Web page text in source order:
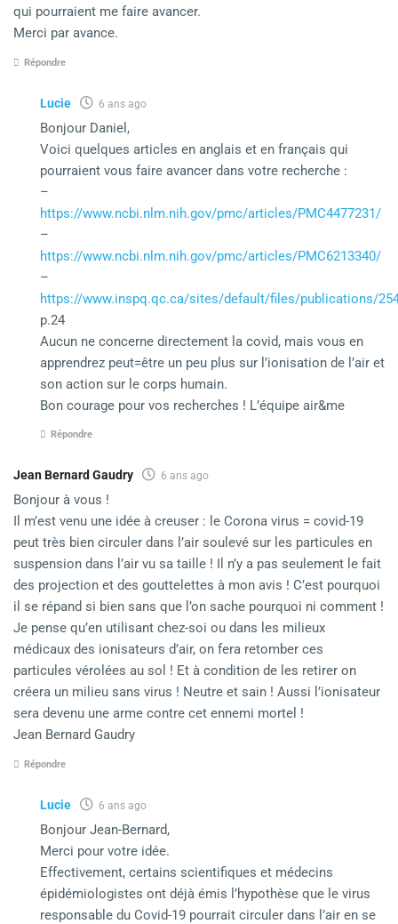
qui pourraient me faire avancer.
Merci par avance.
Répondre
Lucie 6 ans ago
Bonjour Daniel,
Voici quelques articles en anglais et en français qui
pourraient vous faire avancer dans votre recherche :
–
https://www.ncbi.nlm.nih.gov/pmc/articles/PMC4477231/
–
https://www.ncbi.nlm.nih.gov/pmc/articles/PMC6213340/
–
https://www.inspq.qc.ca/sites/default/files/publications/
p.24
Aucun ne concerne directement la covid, mais vous en
apprendrez peut=être un peu plus sur l’ionisation de l’air et
son action sur le corps humain.
Bon courage pour vos recherches ! L’équipe air&me
Répondre
Jean Bernard Gaudry 6 ans ago
Bonjour à vous !
Il m’est venu une idée à creuser : le Corona virus = covid-19
peut très bien circuler dans l’air soulevé sur les particules en
suspension dans l’air vu sa taille ! Il n’y a pas seulement le fait
des projection et des gouttelettes à mon avis ! C’est pourquoi
il se répand si bien sans que l’on sache pourquoi ni comment !
Je pense qu’en utilisant chez-soi ou dans les milieux
médicaux des ionisateurs d’air, on fera retomber ces
particules vérolées au sol ! Et à condition de les retirer on
créera un milieu sans virus ! Neutre et sain ! Aussi l’ionisateur
sera devenu une arme contre cet ennemi mortel !
Jean Bernard Gaudry
Répondre
Lucie 6 ans ago
Bonjour Jean-Bernard,
Merci pour votre idée.
Effectivement, certains scientifiques et médecins
épidémiologistes ont déjà émis l’hypothèse que le virus
responsable du Covid-19 pourrait circuler dans l’air en se